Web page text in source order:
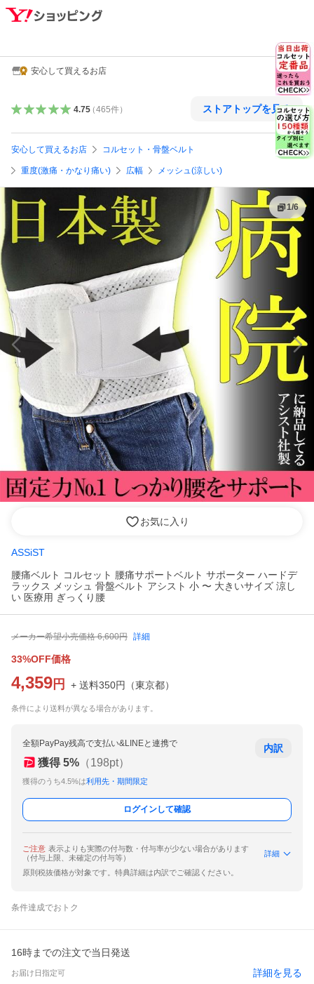
安心して買えるお店
4.75（465件） ストアトップを見る
安心して買えるお店 コルセット・骨盤ベルト
重度(激痛・かなり痛い) 広幅 メッシュ(涼しい)
1/6
お気に入り
ASSiST
腰痛ベルト コルセット 腰痛サポートベルト サポーター ハードデ
ラックス メッシュ 骨盤ベルト アシスト 小 〜 大きいサイズ 涼し
い 医療用 ぎっくり腰
メーカー希望小売価格 6,600円 詳細
33%OFF価格
4,359 円 + 送料350円 （東京都）
条件により送料が異なる場合があります。
全額PayPay残高で支払い&LINEと連携で
獲得 5% （198pt）
獲得のうち4.5%は利用先・期間限定
内訳
ログインして確認
ご注意 表示よりも実際の付与数・付与率が少ない場合があります
（付与上限、未確定の付与等）
詳細
原則税抜価格が対象です。特典詳細は内訳でご確認ください。
条件達成でおトク
16時までの注文で当日発送
お届け日指定可 詳細を見る